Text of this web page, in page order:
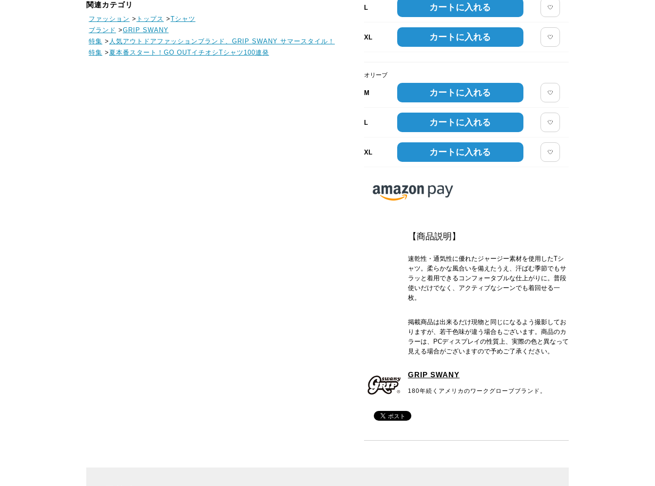
L カートに入れる
XL カートに入れる
オリーブ
M カートに入れる
L カートに入れる
XL カートに入れる
【商品説明】
速乾性・通気性に優れたジャージー素材を使用したTシ
ャツ。柔らかな風合いを備えたうえ、汗ばむ季節でもサ
ラッと着用できるコンフォータブルな仕上がりに。普段
使いだけでなく、アクティブなシーンでも着回せる一
枚。
掲載商品は出来るだけ現物と同じになるよう撮影してお
りますが、若干色味が違う場合もございます。商品のカ
ラーは、PCディスプレイの性質上、実際の色と異なって
見える場合がございますので予めご了承ください。
GRIP SWANY
180年続くアメリカのワークグローブブランド。
関連カテゴリ
ファッション > トップス >Tシャツ
ブランド >GRIP SWANY
特集 > 人気アウトドアファッションブランド、GRIP SWANY サマースタイル！
特集 > 夏本番スタート！GO OUTイチオシTシャツ100連発